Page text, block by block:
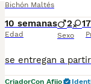
Bichón Maltés
10 semanas
Edad
2 1
Sexo
CriadorCon Afijo